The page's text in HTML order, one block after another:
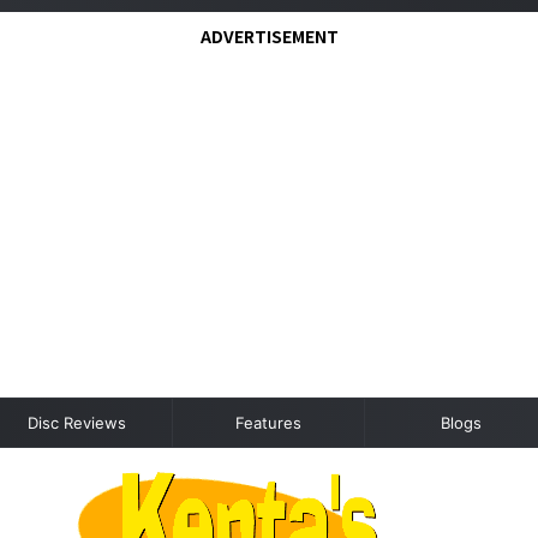
ADVERTISEMENT
Disc Reviews Features Blogs